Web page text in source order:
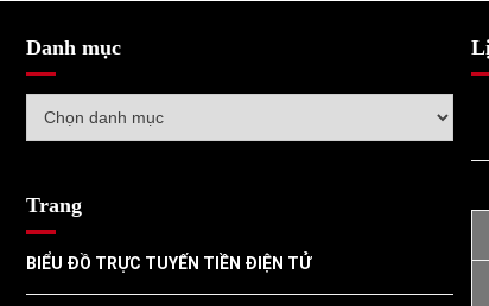
Danh mục
mục
Trang
BIỂU ĐỒ TRỰC TUYẾN TIỀN ĐIỆN TỬ